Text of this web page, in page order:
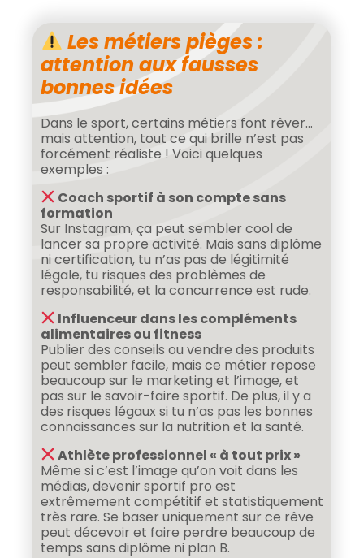
Les métiers pièges :
attention aux fausses
bonnes idées
Dans le sport, certains métiers font rêver…
mais attention, tout ce qui brille n’est pas
forcément réaliste ! Voici quelques
exemples :
Coach sportif à son compte sans
formation
Sur Instagram, ça peut sembler cool de
lancer sa propre activité. Mais sans diplôme
ni certification, tu n’as pas de légitimité
légale, tu risques des problèmes de
responsabilité, et la concurrence est rude.
Influenceur dans les compléments
alimentaires ou fitness
Publier des conseils ou vendre des produits
peut sembler facile, mais ce métier repose
beaucoup sur le marketing et l’image, et
pas sur le savoir-faire sportif. De plus, il y a
des risques légaux si tu n’as pas les bonnes
connaissances sur la nutrition et la santé.
Athlète professionnel « à tout prix »
Même si c’est l’image qu’on voit dans les
médias, devenir sportif pro est
extrêmement compétitif et statistiquement
très rare. Se baser uniquement sur ce rêve
peut décevoir et faire perdre beaucoup de
temps sans diplôme ni plan B.